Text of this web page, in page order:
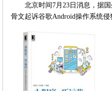
北京时间7月23日消息，据
骨文起诉谷歌Android操作系统